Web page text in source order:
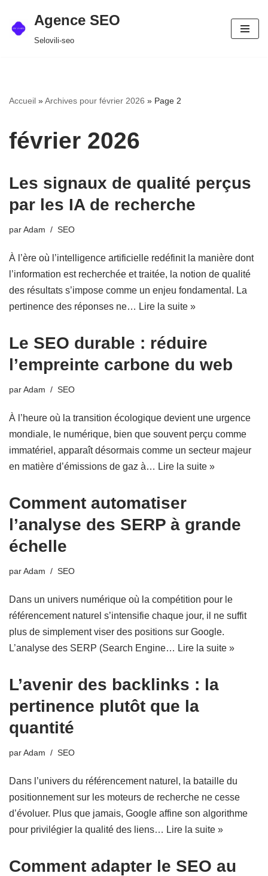
Aller
Agence SEO
Selovili-seo
Accueil »Archives pour février 2026 » Page 2
février 2026
Les signaux de qualité perçus
par les IA de recherche
parAdam SEO
À l’ère où l’intelligence artificielle redéfinit la manière dont
l’information est recherchée et traitée, la notion de qualité
des résultats s’impose comme un enjeu fondamental. La
pertinence des réponses ne… Lire la suite »
Le SEO durable : réduire
l’empreinte carbone du web
parAdam SEO
À l’heure où la transition écologique devient une urgence
mondiale, le numérique, bien que souvent perçu comme
immatériel, apparaît désormais comme un secteur majeur
en matière d’émissions de gaz à… Lire la suite »
Comment automatiser
l’analyse des SERP à grande
échelle
parAdam SEO
Dans un univers numérique où la compétition pour le
référencement naturel s’intensifie chaque jour, il ne suffit
plus de simplement viser des positions sur Google.
L’analyse des SERP (Search Engine… Lire la suite »
L’avenir des backlinks : la
pertinence plutôt que la
quantité
parAdam SEO
Dans l’univers du référencement naturel, la bataille du
positionnement sur les moteurs de recherche ne cesse
d’évoluer. Plus que jamais, Google affine son algorithme
pour privilégier la qualité des liens… Lire la suite »
Comment adapter le SEO au